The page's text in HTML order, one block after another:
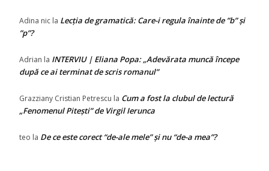
Adina nic la Lecția de gramatică: Care-i regula înainte de ”b” și
”p”?
Adrian la INTERVIU | Eliana Popa: „Adevărata muncă începe
după ce ai terminat de scris romanul”
Grazziany Cristian Petrescu la Cum a fost la clubul de lectură
„Fenomenul Pitești” de Virgil Ierunca
teo la De ce este corect “de-ale mele” și nu “de-a mea”?